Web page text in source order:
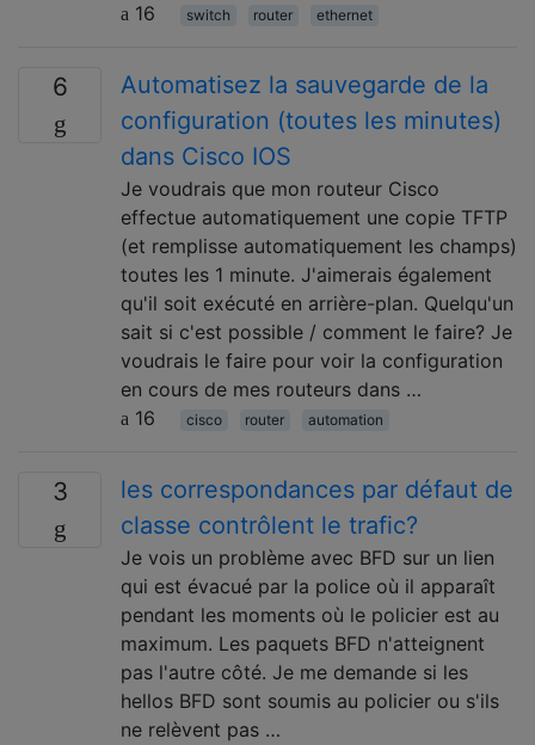
16
switch router ethernet
6
Automatisez la sauvegarde de la
configuration (toutes les minutes)
dans Cisco IOS
Je voudrais que mon routeur Cisco
effectue automatiquement une copie TFTP
(et remplisse automatiquement les champs)
toutes les 1 minute. J'aimerais également
qu'il soit exécuté en arrière-plan. Quelqu'un
sait si c'est possible / comment le faire? Je
voudrais le faire pour voir la configuration
en cours de mes routeurs dans …
16
cisco router automation
3
les correspondances par défaut de
classe contrôlent le trafic?
Je vois un problème avec BFD sur un lien
qui est évacué par la police où il apparaît
pendant les moments où le policier est au
maximum. Les paquets BFD n'atteignent
pas l'autre côté. Je me demande si les
hellos BFD sont soumis au policier ou s'ils
ne relèvent pas …